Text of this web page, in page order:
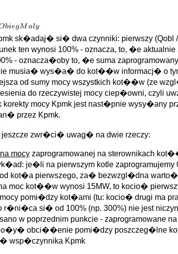
sk�adaj� si� dwa czynniki: pierwszy (Qobl /
ten wynosi 100% - oznacza, to, �e
- oznacza�oby to, �e suma
musia� wys�a� do kot��w informacj� o
od sumy mocy wszystkich kot��w (ze
do rzeczywistej mocy ciep�owni, czyli
korekty mocy Kpmk jest nast�pnie
przez Kpmk.
jeszcze zwr�ci� uwag� na dwie rzeczy:
mocy zaprogramowanej na sterownikach
je�li na pierwszym kotle
kot�a pierwszego, za� bezwzgl�dna
moc kot��w wynosi 15MW, to kocio�
pomi�dzy kot�ami (tu: kocio� drugi
si� od 100% (np. 300%) nie jest
w poprzednim punkcie -
obci��enie pomi�dzy poszczeg�lne
wsp�czynnika Kpmk